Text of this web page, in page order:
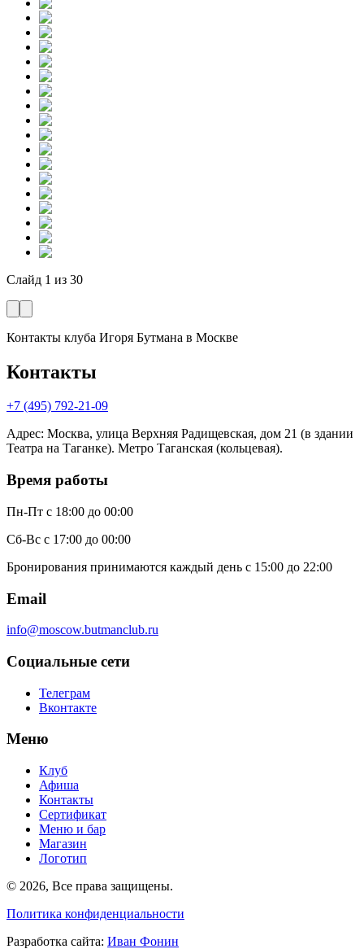
Слайд 1 из 30
Контакты клуба Игоря Бутмана в Москве
Контакты
+7 (495) 792-21-09
Адрес: Москва, улица Верхняя Радищевская, дом 21 (в здании
Театра на Таганке). Метро Таганская (кольцевая).
Время работы
Пн-Пт с 18:00 до 00:00
Сб-Вс с 17:00 до 00:00
Бронирования принимаются каждый день с 15:00 до 22:00
Email
info@moscow.butmanclub.ru
Социальные сети
Телеграм
Вконтакте
Меню
Клуб
Афиша
Контакты
Сертификат
Меню и бар
Магазин
Логотип
© 2026, Все права защищены.
Политика конфиденциальности
Разработка сайта: Иван Фонин